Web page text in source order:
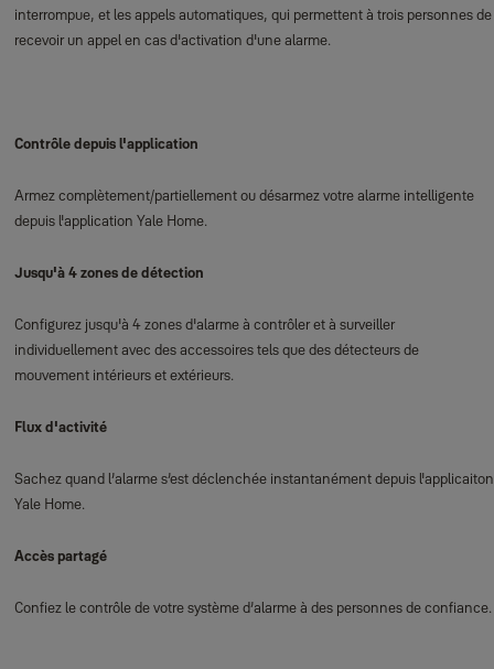
interrompue, et les appels automatiques, qui permettent à trois personnes de
recevoir un appel en cas d'activation d'une alarme.
Contrôle depuis l'application
Armez complètement/partiellement ou désarmez votre alarme intelligente
depuis l'application Yale Home.
Jusqu'à 4 zones de détection
Configurez jusqu'à 4 zones d'alarme à contrôler et à surveiller
individuellement avec des accessoires tels que des détecteurs de
mouvement intérieurs et extérieurs.
Flux d'activité
Sachez quand l’alarme s’est déclenchée instantanément depuis l'applicaiton
Yale Home.
Accès partagé
Confiez le contrôle de votre système d’alarme à des personnes de confiance.